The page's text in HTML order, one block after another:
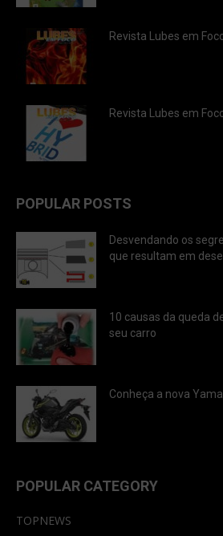
Revista Lubes em
Revista Lubes em
POPULAR POSTS
Desvendando os
que resultam em
10 causas da queda
seu carro
Conheça a nova
POPULAR CATEGORY
TOPNEWS